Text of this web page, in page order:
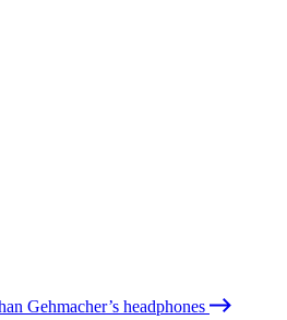
Gehmacher’s headphones